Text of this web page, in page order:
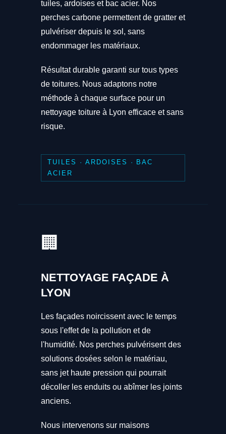
tuiles, ardoises et bac acier. Nos
perches carbone permettent de gratter et
pulvériser depuis le sol, sans
endommager les matériaux.
Résultat durable garanti sur tous types
de toitures. Nous adaptons notre
méthode à chaque surface pour un
nettoyage toiture à Lyon efficace et sans
risque.
TUILES · ARDOISES · BAC
ACIER
🏢
NETTOYAGE FAÇADE À
LYON
Les façades noircissent avec le temps
sous l'effet de la pollution et de
l'humidité. Nos perches pulvérisent des
solutions dosées selon le matériau,
sans jet haute pression qui pourrait
décoller les enduits ou abîmer les joints
anciens.
Nous intervenons sur maisons